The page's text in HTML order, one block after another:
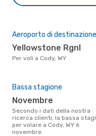
Aeroporto di destinazione
Yellowstone Rgnl
Per voli a Cody, WY
Bassa stagione
novembre
Secondo i dati della nostra
ricerca clienti, la bassa
per volare a Cody, WY è
novembre.